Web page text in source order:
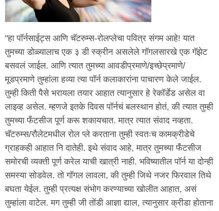
"हा पॉर्नसाईट्स आणि चॅटरुम्स-रोलप्लेचा पवित्र संगम आहे! यात
तुमच्या डोळ्यालाच एक ३ डी स्क्रीन असलेले गॉगलसारखे एक गॅझेट
बसवलं जाईल. आणि त्यात तुमच्या आवडीप्रमाणे/इच्छेप्रमाणे/
मूडप्रमाणे तुम्हांला हव्या त्या पॉर्न कलाकारांना पाचारण केले जाईल.
तुम्ही किती पैसे भरायला तयार आहात त्यानुसार हे रेकॉर्डेड असेल वा
लाइव्ह असेल. म्हणजे इतके दिवस पॉर्नचं बलस्थान होतं, की त्यात तुम्ही
तुमच्या फँटसीज पूर्ण करू शकायचात. मात्र त्यात संवाद नव्हता.
चॅटरुम्स/रौलेटमधील रोल प्ले करताना तुम्ही स्वतःच कामक्रीडेचे
ग्राहकही आहात नि दातेही. इथे संवाद आहे, मात्र तुमच्या फँटसीज
समोरची व्यक्ती पूर्ण करेल याची खात्री नाही. भविष्यातील पॉर्न या दोन्ही
समस्या सोडवेल. तो गॉगल लावला, की तुम्ही जिथे नजर फिरवाल तिथे
बघता येईल. तुम्ही प्रत्यक्ष संभोग करण्याच्या खोलीत आहात, असं
तुम्हांला वाटेल. मग तुम्ही जी तोंडी आज्ञा द्याल, त्यानुसार क्रीडा होताना